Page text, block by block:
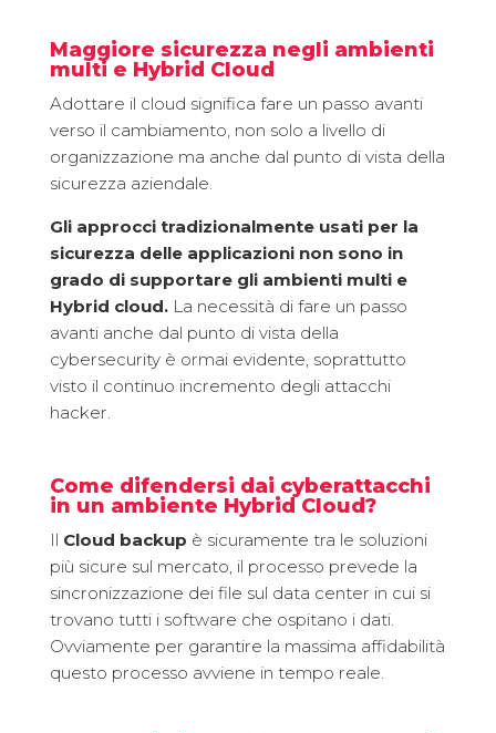
Maggiore sicurezza negli ambienti
multi e Hybrid Cloud
Adottare il cloud significa fare un passo avanti
verso il cambiamento, non solo a livello di
organizzazione ma anche dal punto di vista della
sicurezza aziendale.
Gli approcci tradizionalmente usati per la
sicurezza delle applicazioni non sono in
grado di supportare gli ambienti multi e
Hybrid cloud.La necessità di fare un passo
avanti anche dal punto di vista della
cybersecurity è ormai evidente, soprattutto
visto il continuo incremento degli attacchi
hacker.
Come difendersi dai cyberattacchi
in un ambiente Hybrid Cloud?
Il Cloud backup è sicuramente tra le soluzioni
più sicure sul mercato, il processo prevede la
sincronizzazione dei file sul data center in cui si
trovano tutti i software che ospitano i dati.
Ovviamente per garantire la massima affidabilità
questo processo avviene in tempo reale.